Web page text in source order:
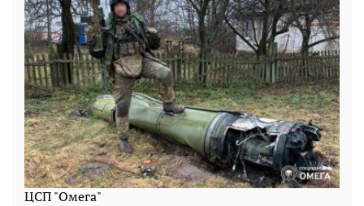
ЦСП "Омега"